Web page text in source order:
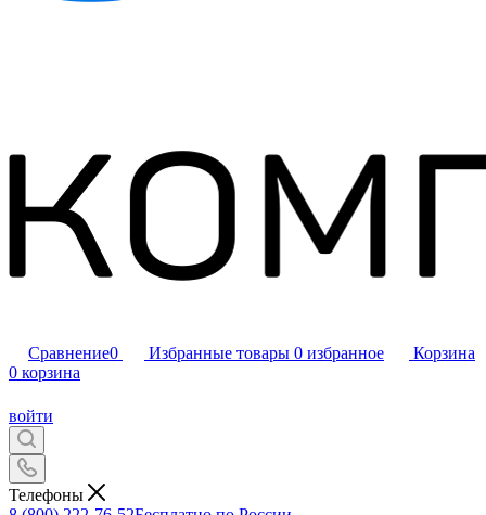
Сравнение0 Избранные товары 0 избранное
Корзина
0 корзина
войти
Телефоны